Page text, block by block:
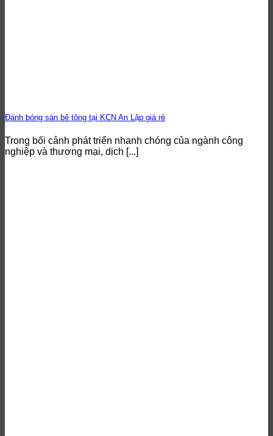
Đánh bóng sàn bê tông tại KCN An Lập giá rẻ
Trong bối cảnh phát triển nhanh chóng của ngành công
nghiệp và thương mại, dịch [...]